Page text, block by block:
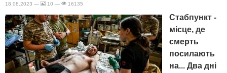
18.08.2023 — 10 — 16135
Стабпункт -
місце, де
смерть
посилають
на... Два дні